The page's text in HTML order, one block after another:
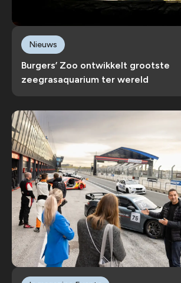
Burgers’ Zoo ontwikkelt grootste
zeegrasaquarium ter wereld
Nieuws